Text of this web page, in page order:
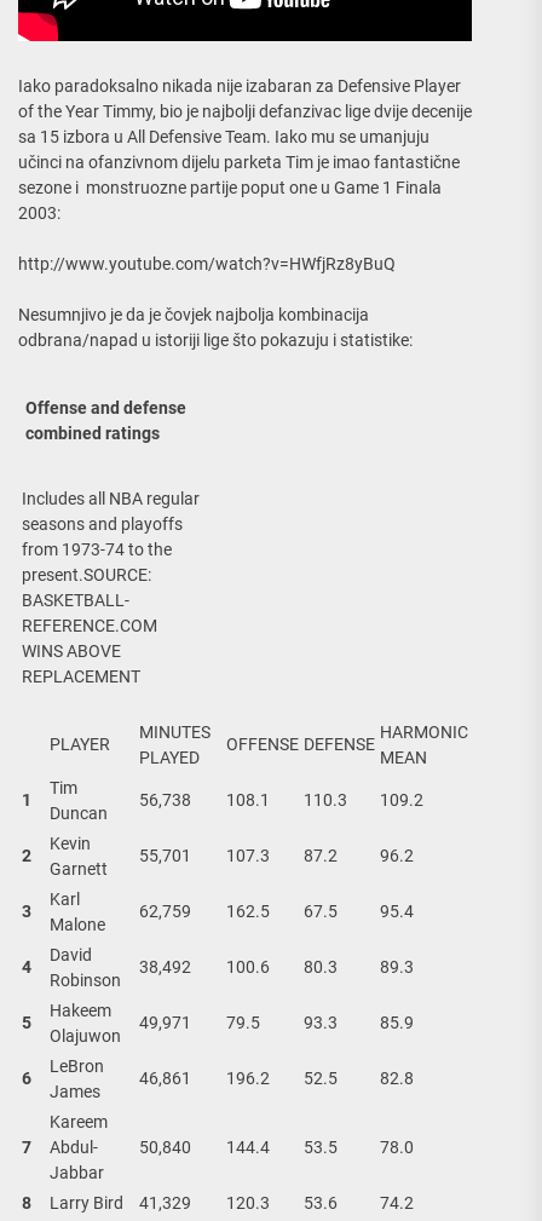
Iako paradoksalno nikada nije izabaran za Defensive Player
of the Year Timmy, bio je najbolji defanzivac lige dvije decenije
sa 15 izbora u All Defensive Team. Iako mu se umanjuju
učinci na ofanzivnom dijelu parketa Tim je imao fantastične
sezone i monstruozne partije poput one u Game 1 Finala
2003:
http://www.youtube.com/watch?v=HWfjRz8yBuQ
Nesumnjivo je da je čovjek najbolja kombinacija
odbrana/napad u istoriji lige što pokazuju i statistike:
Offense and defense
combined ratings
Includes all NBA regular
seasons and playoffs
from 1973-74 to the
present.SOURCE:
BASKETBALL-
REFERENCE.COM
WINS ABOVE
REPLACEMENT
PLAYER
MINUTES
PLAYED
OFFENSE DEFENSE
HARMONIC
MEAN
1
Tim
Duncan
56,738 108.1 110.3 109.2
2
Kevin
Garnett
55,701 107.3 87.2 96.2
3
Karl
Malone
62,759 162.5 67.5 95.4
4
David
Robinson
38,492 100.6 80.3 89.3
5
Hakeem
Olajuwon
49,971 79.5 93.3 85.9
6
LeBron
James
46,861 196.2 52.5 82.8
7
Kareem
Abdul-
Jabbar
50,840 144.4 53.5 78.0
8 Larry Bird 41,329 120.3 53.6 74.2